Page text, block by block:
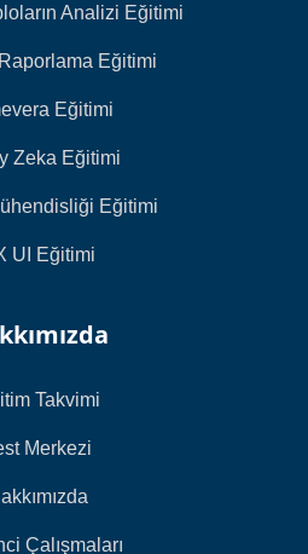
Analizi Eğitimi
Eğitimi
Eğitimi
Zeka Eğitimi
Eğitimi
UI Eğitimi
Takvimi
Merkezi
Çalışmaları